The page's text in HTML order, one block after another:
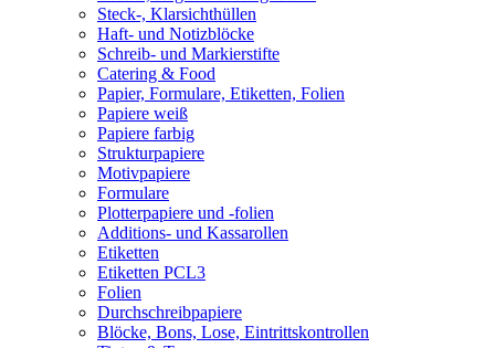
Steck-, Klarsichthüllen
Haft- und Notizblöcke
Schreib- und Markierstifte
Catering & Food
Papier, Formulare, Etiketten, Folien
Papiere weiß
Papiere farbig
Strukturpapiere
Motivpapiere
Formulare
Plotterpapiere und -folien
Additions- und Kassarollen
Etiketten
Etiketten PCL3
Folien
Durchschreibpapiere
Blöcke, Bons, Lose, Eintrittskontrollen